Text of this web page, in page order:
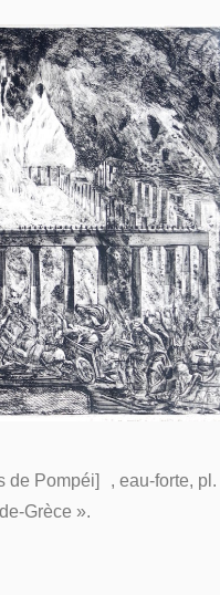
de Pompéi] , eau-forte, pl.
Grèce ».